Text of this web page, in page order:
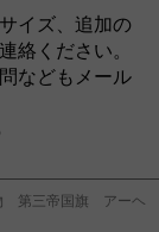
第三帝国旗 アーヘ
イズ、追加の
絡ください。
などもメール